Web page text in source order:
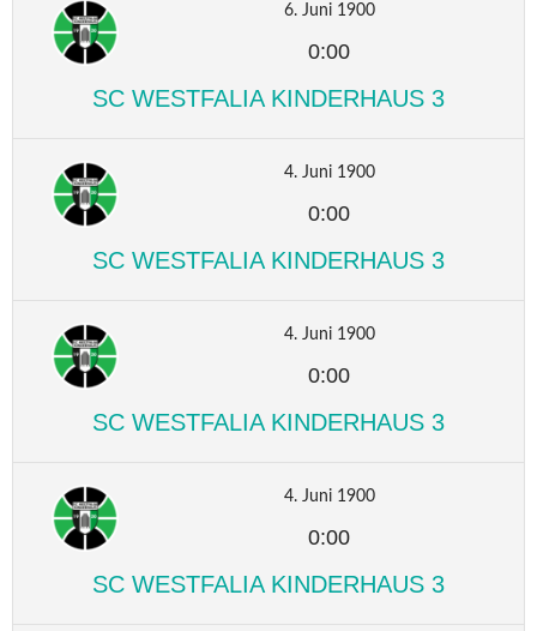
6. Juni 1900
0:00
SC WESTFALIA KINDERHAUS 3
4. Juni 1900
0:00
SC WESTFALIA KINDERHAUS 3
4. Juni 1900
0:00
SC WESTFALIA KINDERHAUS 3
4. Juni 1900
0:00
SC WESTFALIA KINDERHAUS 3